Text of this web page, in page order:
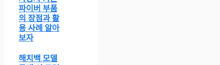
파이버 부품
의 장점과 활
용 사례 알아
보자
해치백 모델